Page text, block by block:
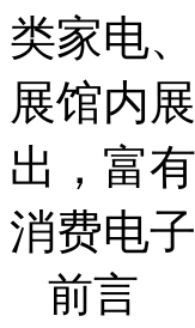
类家电
展馆内
出，富
消费电
前言